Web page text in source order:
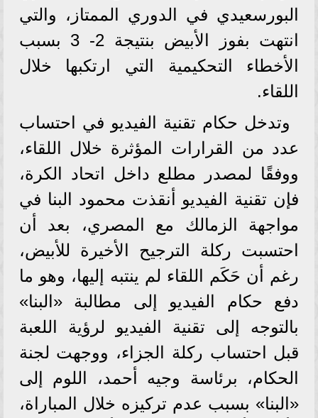
البورسعيدي في الدوري الممتاز، والتي
انتهت بفوز الأبيض بنتيجة 2- 3 بسبب
الأخطاء التحكيمية التي ارتكبها خلال
اللقاء.
وتدخل حكام تقنية الفيديو في احتساب
عدد من القرارات المؤثرة خلال اللقاء،
ووفقًا لمصدر مطلع داخل اتحاد الكرة،
فإن تقنية الفيديو أنقذت محمود البنا في
مواجهة الزمالك مع المصري، بعد أن
احتسبت ركلة الترجيح الأخيرة للأبيض،
رغم أن حَكَم اللقاء لم ينتبه إليها، وهو ما
دفع حكام الفيديو إلى مطالبة «البنا»
بالتوجه إلى تقنية الفيديو لرؤية اللعبة
قبل احتساب ركلة الجزاء، ووجهت لجنة
الحكام، برئاسة وجيه أحمد، اللوم إلى
«البنا» بسبب عدم تركيزه خلال المباراة،